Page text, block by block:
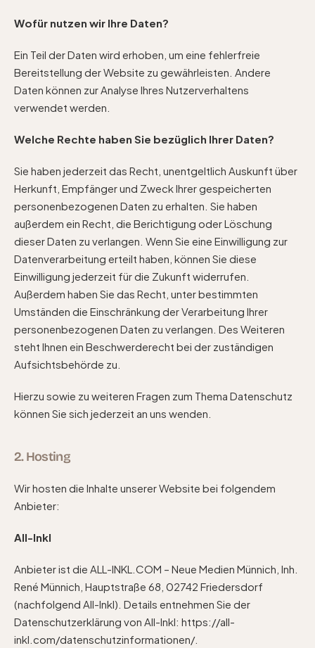
Wofür nutzen wir Ihre Daten?
Ein Teil der Daten wird erhoben, um eine fehlerfreie
Bereitstellung der Website zu gewährleisten. Andere
Daten können zur Analyse Ihres Nutzerverhaltens
verwendet werden.
Welche Rechte haben Sie bezüglich Ihrer Daten?
Sie haben jederzeit das Recht, unentgeltlich Auskunft über
Herkunft, Empfänger und Zweck Ihrer gespeicherten
personenbezogenen Daten zu erhalten. Sie haben
außerdem ein Recht, die Berichtigung oder Löschung
dieser Daten zu verlangen. Wenn Sie eine Einwilligung zur
Datenverarbeitung erteilt haben, können Sie diese
Einwilligung jederzeit für die Zukunft widerrufen.
Außerdem haben Sie das Recht, unter bestimmten
Umständen die Einschränkung der Verarbeitung Ihrer
personenbezogenen Daten zu verlangen. Des Weiteren
steht Ihnen ein Beschwerderecht bei der zuständigen
Aufsichtsbehörde zu.
Hierzu sowie zu weiteren Fragen zum Thema Datenschutz
können Sie sich jederzeit an uns wenden.
2. Hosting
Wir hosten die Inhalte unserer Website bei folgendem
Anbieter:
All-Inkl
Anbieter ist die ALL-INKL.COM – Neue Medien Münnich, Inh.
René Münnich, Hauptstraße 68, 02742 Friedersdorf
(nachfolgend All-Inkl). Details entnehmen Sie der
Datenschutzerklärung von All-Inkl: https://all-
inkl.com/datenschutzinformationen/.